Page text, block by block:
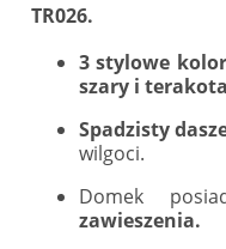
TR026.
3 stylowe
szary i
Spadzisty
wilgoci.
Domek
zawieszenia.